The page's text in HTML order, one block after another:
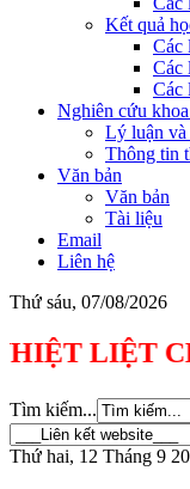
Kết quả
Các
Các
Các
Nghiên cứu
Lý luận và
Thông tin
Văn bản
Văn bản
Tài liệu
Email
Liên hệ
Thứ sáu, 07/08/2026
LIỆT CHÀO
Tìm kiếm...
Thứ hai, 12 Tháng 9